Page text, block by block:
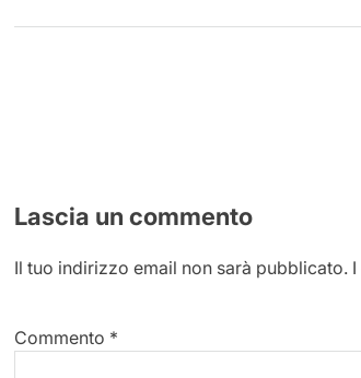
Lascia un commento
Il tuo indirizzo email non sarà pubblicato.
Commento *